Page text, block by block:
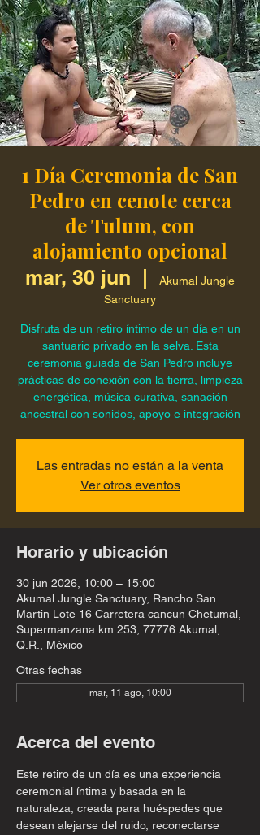
1 Día Ceremonia de San
Pedro en cenote cerca
de Tulum, con
alojamiento opcional
mar, 30 jun
  |
Akumal Jungle
Sanctuary
Disfruta de un retiro íntimo de un día en un
santuario privado en la selva. Esta
ceremonia guiada de San Pedro incluye
prácticas de conexión con la tierra, limpieza
energética, música curativa, sanación
ancestral con sonidos, apoyo e integración
Las entradas no están a la venta
Ver otros eventos
Horario y ubicación
30 jun 2026, 10:00 – 15:00
Akumal Jungle Sanctuary, Rancho San
Martin Lote 16 Carretera cancun Chetumal,
Supermanzana km 253, 77776 Akumal,
Q.R., México
Otras fechas
mar, 11 ago, 10:00
Acerca del evento
Este retiro de un día es una experiencia
ceremonial íntima y basada en la
naturaleza, creada para huéspedes que
desean alejarse del ruido, reconectarse